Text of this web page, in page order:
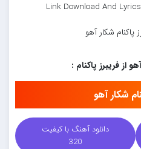
Link Download And
از فریبرز پاکنام :
شکار آهو
دانلود آهنگ با کیفیت
320